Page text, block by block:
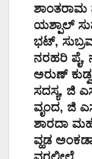
ಶಾಂತರಾಮ
ಯಶ್ಪಾಲ್
ಭಟ್,
ನರಹರಿ ಪೈ,
ಅರುಣ್
ಸದಸ್ಯ, ಜಿ
ವೃಂದ, ಜಿ
ಶಾರದಾ
ವ್ಹಡ